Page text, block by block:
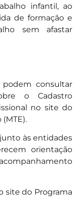
infantil, ao
de formação e
sem afastar
podem consultar
o Cadastro
no site do
às entidades
orientação
site do Programa